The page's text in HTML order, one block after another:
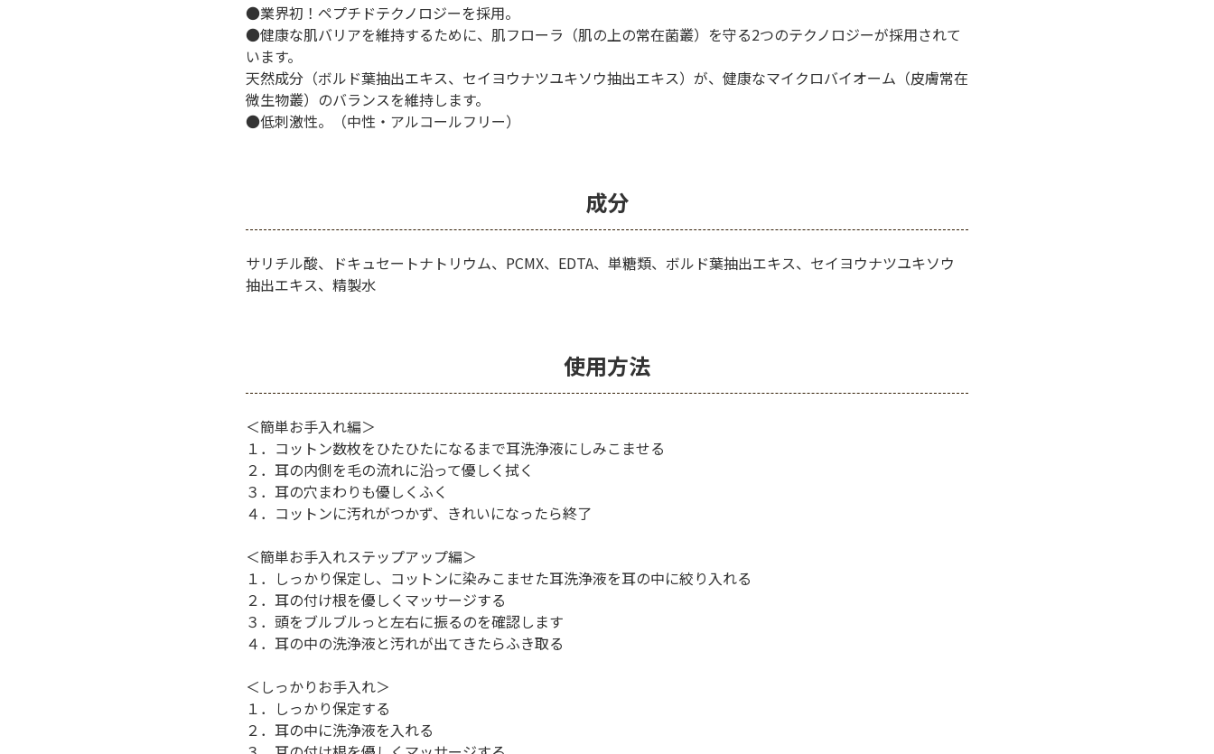
●業界初！ペプチドテクノロジーを採用。
●健康な肌バリアを維持するために、肌フローラ（肌の上の常在菌叢）を守る2つのテクノロジーが採用されて
います。
天然成分（ボルド葉抽出エキス、セイヨウナツユキソウ抽出エキス）が、健康なマイクロバイオーム（皮膚常在
微生物叢）のバランスを維持します。
●低刺激性。（中性・アルコールフリー）
成分
サリチル酸、ドキュセートナトリウム、PCMX、EDTA、単糖類、ボルド葉抽出エキス、セイヨウナツユキソウ
抽出エキス、精製水
使用方法
＜簡単お手入れ編＞
１．コットン数枚をひたひたになるまで耳洗浄液にしみこませる
２．耳の内側を毛の流れに沿って優しく拭く
３．耳の穴まわりも優しくふく
４．コットンに汚れがつかず、きれいになったら終了
＜簡単お手入れステップアップ編＞
１．しっかり保定し、コットンに染みこませた耳洗浄液を耳の中に絞り入れる
２．耳の付け根を優しくマッサージする
３．頭をブルブルっと左右に振るのを確認します
４．耳の中の洗浄液と汚れが出てきたらふき取る
＜しっかりお手入れ＞
１．しっかり保定する
２．耳の中に洗浄液を入れる